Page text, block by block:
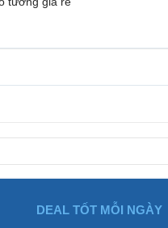
DEAL TỐT MỖI NGÀY